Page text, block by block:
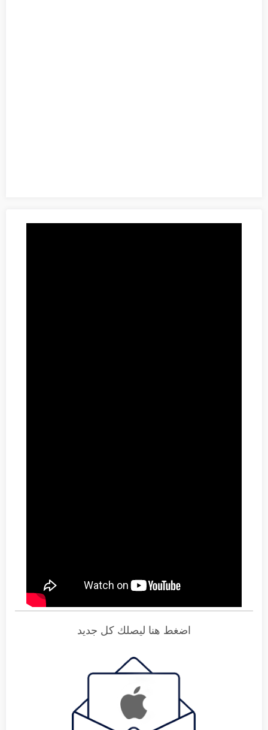
اضغط هنا ليصلك كل جديد